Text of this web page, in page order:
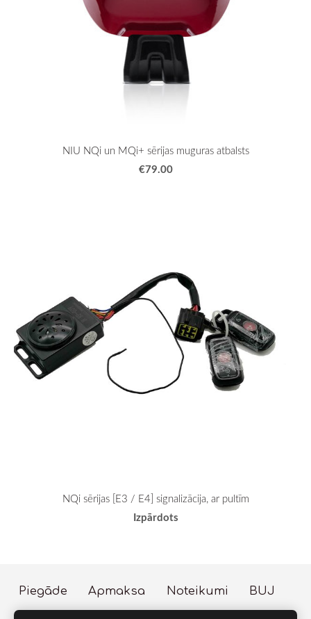
NIU NQi un MQi+ sērijas muguras atbalsts
€79.00
NQi sērijas [E3 / E4] signalizācija, ar pultīm
Izpārdots
Piegāde Apmaksa Noteikumi
BUJ